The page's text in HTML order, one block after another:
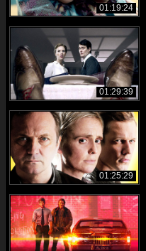
01:19:24
01:29:39
01:25:29